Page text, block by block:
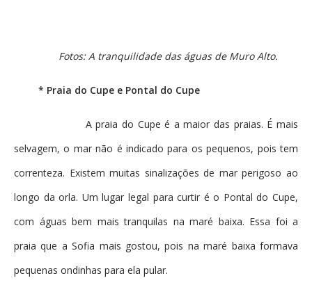
Fotos: A tranquilidade das águas de Muro Alto.
* Praia do Cupe e Pontal do Cupe
A praia do Cupe é a maior das praias. É mais
selvagem, o mar não é indicado para os pequenos, pois tem
correnteza. Existem muitas sinalizações de mar perigoso ao
longo da orla. Um lugar legal para curtir é o Pontal do Cupe,
com águas bem mais tranquilas na maré baixa. Essa foi a
praia que a Sofia mais gostou, pois na maré baixa formava
pequenas ondinhas para ela pular.